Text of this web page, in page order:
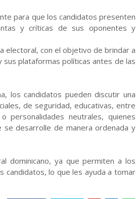
para que los candidatos presenten
y críticas de sus oponentes y
electoral, con el objetivo de brindar a
plataformas políticas antes de las
los candidatos pueden discutir una
de seguridad, educativas, entre
neutrales, quienes
desarrolle de manera ordenada y
dominicano, ya que permiten a los
candidatos, lo que les ayuda a tomar